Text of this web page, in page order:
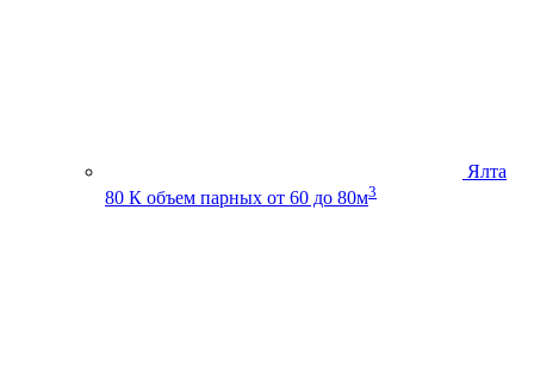
Ялта
80 К объем парных от 60 до 80м3